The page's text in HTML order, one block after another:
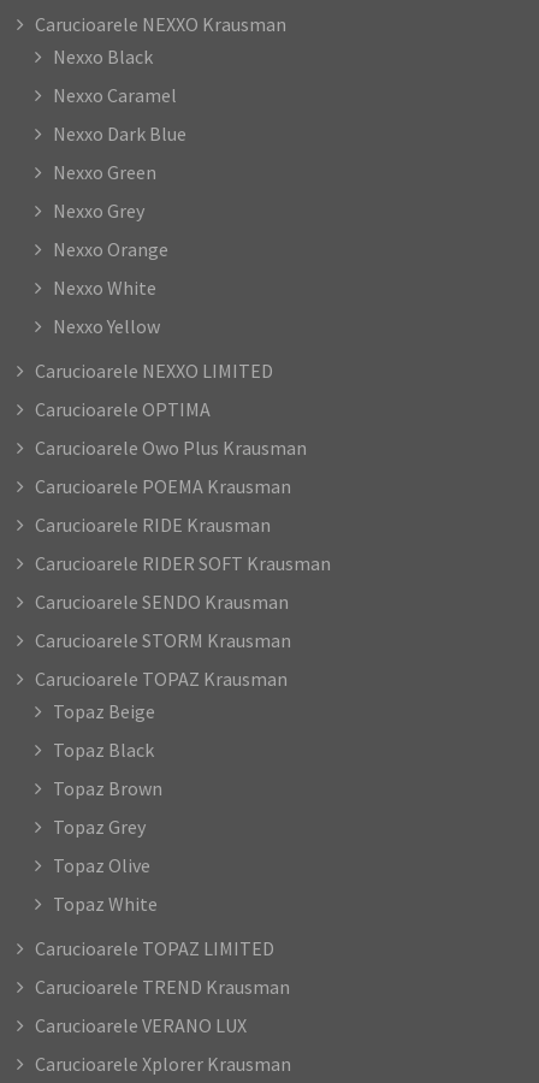
Carucioarele NEXXO Krausman
Nexxo Black
Nexxo Caramel
Nexxo Dark Blue
Nexxo Green
Nexxo Grey
Nexxo Orange
Nexxo White
Nexxo Yellow
Carucioarele NEXXO LIMITED
Carucioarele OPTIMA
Carucioarele Owo Plus Krausman
Carucioarele POEMA Krausman
Carucioarele RIDE Krausman
Carucioarele RIDER SOFT Krausman
Carucioarele SENDO Krausman
Carucioarele STORM Krausman
Carucioarele TOPAZ Krausman
Topaz Beige
Topaz Black
Topaz Brown
Topaz Grey
Topaz Olive
Topaz White
Carucioarele TOPAZ LIMITED
Carucioarele TREND Krausman
Carucioarele VERANO LUX
Carucioarele Xplorer Krausman